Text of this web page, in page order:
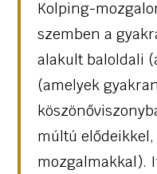
Kolping-
szemben a
alakult baloldali
(amelyek
múltú
mozgalmakkal).